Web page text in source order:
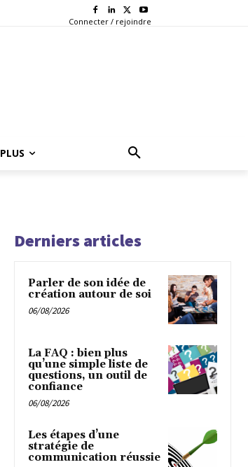
Connecter / rejoindre
PLUS
Derniers articles
Parler de son idée de
création autour de soi
06/08/2026
La FAQ : bien plus
qu’une simple liste de
questions, un outil de
confiance
06/08/2026
Les étapes d’une
stratégie de
communication réussie